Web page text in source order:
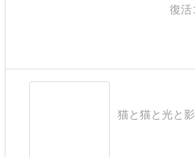
復活
猫と猫と光と影